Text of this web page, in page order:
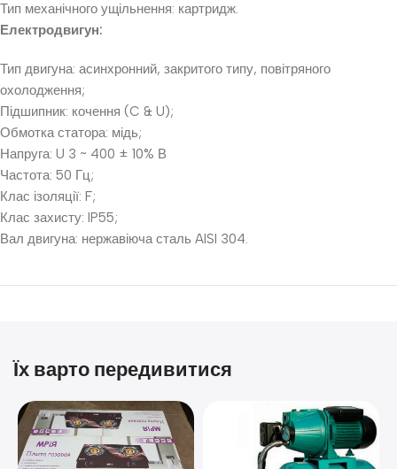
Тип механічного ущільнення: картридж.
Електродвигун:
Тип двигуна: асинхронний, закритого типу, повітряного
охолодження;
Підшипник: кочення (C & U);
Обмотка статора: мідь;
Напруга: U 3 ~ 400 ± 10% В
Частота: 50 Гц;
Клас ізоляції: F;
Клас захисту: IP55;
Вал двигуна: нержавіюча сталь AISI 304.
Їх варто передивитися